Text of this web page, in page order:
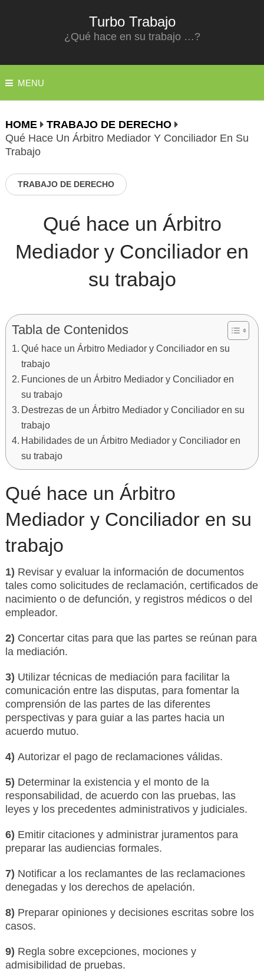
Turbo Trabajo
¿Qué hace en su trabajo …?
MENU
HOME
TRABAJO DE DERECHO
Qué Hace Un Árbitro Mediador Y Conciliador En Su
Trabajo
TRABAJO DE DERECHO
Qué hace un Árbitro
Mediador y Conciliador en
su trabajo
Tabla de Contenidos
Qué hace un Árbitro Mediador y Conciliador en su
trabajo
Funciones de un Árbitro Mediador y Conciliador en
su trabajo
Destrezas de un Árbitro Mediador y Conciliador en su
trabajo
Habilidades de un Árbitro Mediador y Conciliador en
su trabajo
Qué hace un Árbitro
Mediador y Conciliador en su
trabajo
1) Revisar y evaluar la información de documentos
tales como solicitudes de reclamación, certificados de
nacimiento o de defunción, y registros médicos o del
empleador.
2) Concertar citas para que las partes se reúnan para
la mediación.
3) Utilizar técnicas de mediación para facilitar la
comunicación entre las disputas, para fomentar la
comprensión de las partes de las diferentes
perspectivas y para guiar a las partes hacia un
acuerdo mutuo.
4) Autorizar el pago de reclamaciones válidas.
5) Determinar la existencia y el monto de la
responsabilidad, de acuerdo con las pruebas, las
leyes y los precedentes administrativos y judiciales.
6) Emitir citaciones y administrar juramentos para
preparar las audiencias formales.
7) Notificar a los reclamantes de las reclamaciones
denegadas y los derechos de apelación.
8) Preparar opiniones y decisiones escritas sobre los
casos.
9) Regla sobre excepciones, mociones y
admisibilidad de pruebas.